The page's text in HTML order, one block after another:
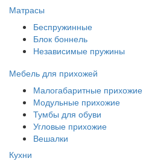
Матрасы
Беспружинные
Блок боннель
Независимые пружины
Мебель для прихожей
Малогабаритные прихожие
Модульные прихожие
Тумбы для обуви
Угловые прихожие
Вешалки
Кухни